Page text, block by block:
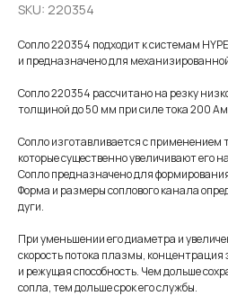
SKU: 220354
Сопло 220354 подходит к системам
и предназначено для
Сопло 220354 рассчитано на резку
толщиной до 50 мм при силе тока 200
Сопло изготавливается с применением
которые существенно увеличивают его
Сопло предназначено для
Форма и размеры соплового канала
дуги.
При уменьшении его диаметра и
скорость потока плазмы, концентрация
и режущая способность. Чем дольше
сопла, тем дольше срок его службы.